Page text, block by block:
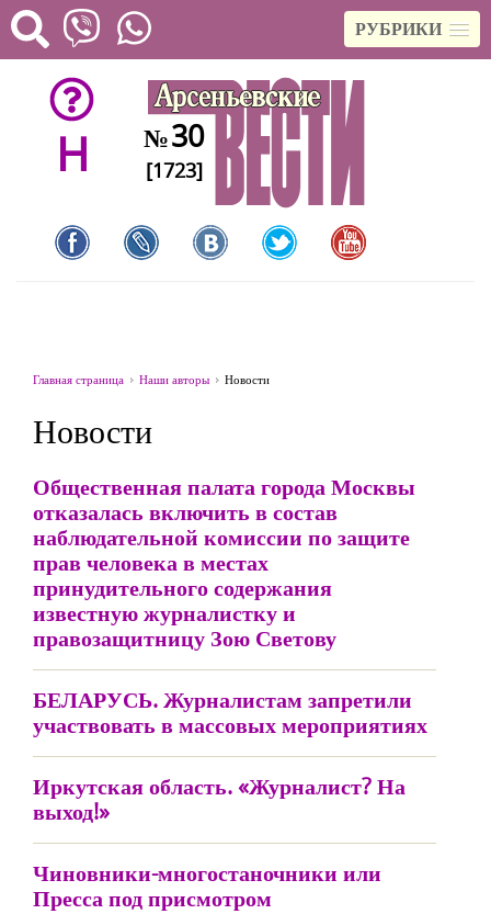
РУБРИКИ
H №30
[1723]
Главная страница Наши авторы Новости
Новости
Общественная палата города Москвы
отказалась включить в состав
наблюдательной комиссии по защите
прав человека в местах
принудительного содержания
известную журналистку и
правозащитницу Зою Светову
БЕЛАРУСЬ. Журналистам запретили
участвовать в массовых мероприятиях
Иркутская область. «Журналист? На
выход!»
Чиновники-многостаночники или
Пресса под присмотром